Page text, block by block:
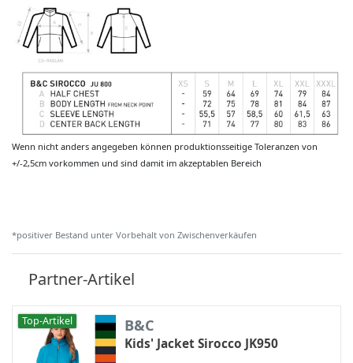
Wenn nicht anders angegeben können produktionsseitige Toleranzen von
+/-2,5cm vorkommen und sind damit im akzeptablen Bereich
*positiver Bestand unter Vorbehalt von Zwischenverkäufen
Partner-Artikel
Top-Artikel B&C
Kids' Jacket Sirocco JK950